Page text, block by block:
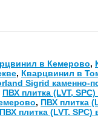
в Кемерово,
, Кварцвинил в
Sigrid каменно-
ПВХ плитка (LVT,
, ПВХ плитка
ПВХ плитка (LVT, SPC)